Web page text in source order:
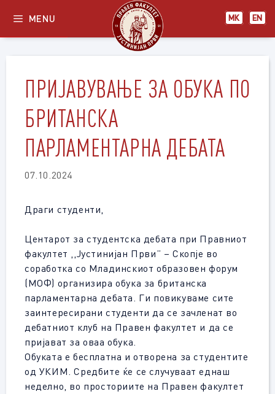
content
МК EN
MENU
ПРИЈАВУВАЊЕ ЗА ОБУКА ПО
БРИТАНСКА
ПАРЛАМЕНТАРНА ДЕБАТА
07.10.2024
Драги студенти,
Центарот за студентска дебата при Правниот
факултет ,,Јустинијан Први” – Скопје во
соработка со Младинскиот образовен форум
(МОФ) организира обука за британска
парламентарна дебата. Ги повикуваме сите
заинтересирани студенти да се зачленат во
дебатниот клуб на Правен факултет и да се
пријават за оваа обука.
Обуката е бесплатна и отворена за студентите
од УКИМ. Средбите ќе се случуваат еднаш
неделно, во просториите на Правен факултет